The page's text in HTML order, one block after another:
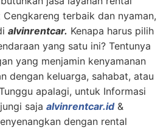
terbaik dan nyaman,
alvinrentcar. Kenapa harus pilih
yang satu ini? Tentunya
yang menjamin kenyamanan
dengan keluarga, sahabat, atau
apalagi, untuk Informasi
saja alvinrentcar.id&
dengan rental